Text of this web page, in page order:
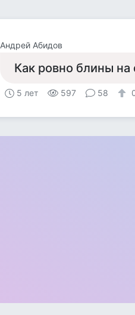
Андрей Абидов
Как ровно блины на
5 лет 597 58